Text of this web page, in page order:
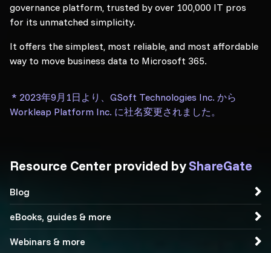
governance platform, trusted by over 100,000 IT pros
for its unmatched simplicity.
It offers the simplest, most reliable, and most affordable
way to move business data to Microsoft 365.
* 2023年9月1日より、GSoft Technologies Inc. から
Workleap Platform Inc. に社名変更されました。
Resource Center provided byShareGate
Blog
eBooks, guides & more
Webinars & more